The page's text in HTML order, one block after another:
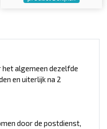
algemeen dezelfde
en uiterlijk na 2
door de postdienst,